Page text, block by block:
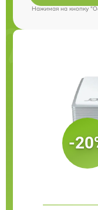
Нажимая на кнопку
-